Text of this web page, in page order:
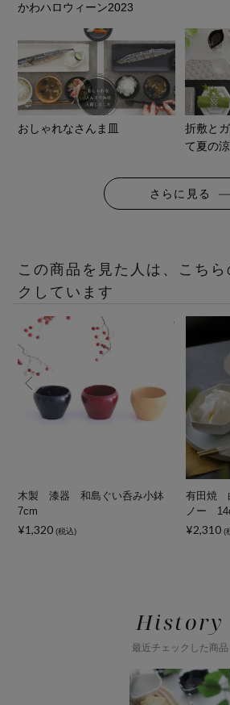
かわハロウィーン2023
おしゃれなさんま皿
折敷と
て夏の
さらに見る
この商品を見た人は、こちら
クしています
木製 漆器 和島ぐい呑み小鉢
7cm
¥1,320 (税込)
有田焼
ノー
¥2,310 (
History
最近チェックした商品